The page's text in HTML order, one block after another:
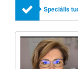
profilok említésével
Speciális